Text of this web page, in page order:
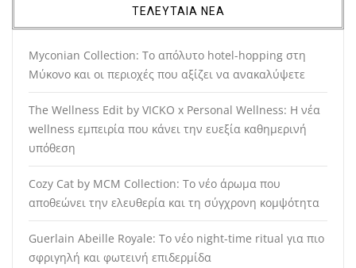
ΤΕΛΕΥΤΑΙΑ ΝΕΑ
Myconian Collection: Το απόλυτο hotel-hopping στη
Μύκονο και οι περιοχές που αξίζει να ανακαλύψετε
The Wellness Edit by VICKO x Personal Wellness: Η νέα
wellness εμπειρία που κάνει την ευεξία καθημερινή
υπόθεση
Cozy Cat by MCM Collection: Το νέο άρωμα που
αποθεώνει την ελευθερία και τη σύγχρονη κομψότητα
Guerlain Abeille Royale: Το νέο night-time ritual για πιο
σφριγηλή και φωτεινή επιδερμίδα